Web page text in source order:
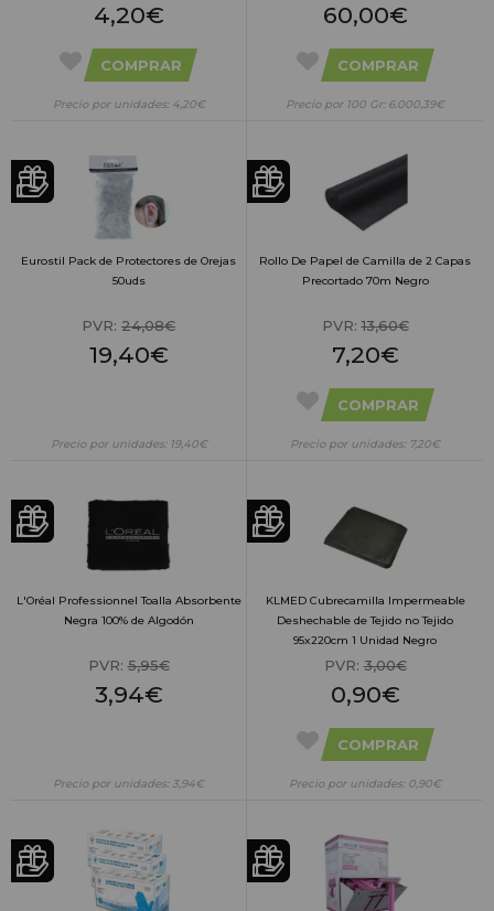
4,20€
COMPRAR
Precio por unidades: 4,20€
60,00€
COMPRAR
Precio por 100 Gr: 6.000,39€
Eurostil Pack de Protectores de Orejas
50uds
PVR: 24,08€
19,40€
Precio por unidades: 19,40€
Rollo De Papel de Camilla de 2 Capas
Precortado 70m Negro
PVR:13,60€
7,20€
COMPRAR
Precio por unidades: 7,20€
L'Oréal Professionnel Toalla Absorbente
Negra 100% de Algodón
PVR:5,95€
3,94€
Precio por unidades: 3,94€
KLMED Cubrecamilla Impermeable
Deshechable de Tejido no Tejido
95x220cm 1 Unidad Negro
PVR:3,00€
0,90€
COMPRAR
Precio por unidades: 0,90€